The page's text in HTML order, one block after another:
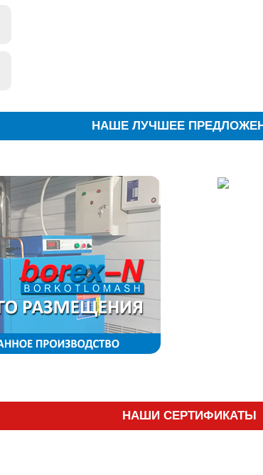
НАШЕ ЛУЧШЕЕ
НАШИ СЕРТИФИКАТЫ